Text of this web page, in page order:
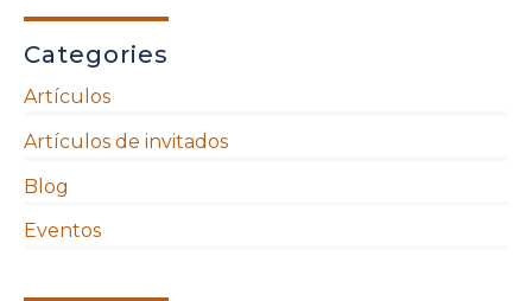
Categories
Artículos
Artículos de invitados
Blog
Eventos